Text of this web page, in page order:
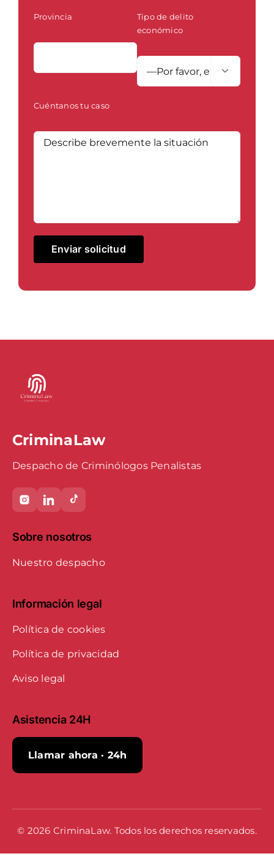
Provincia
Tipo de delito
económico

Cuéntanos tu caso
CriminaLaw
Despacho de Criminólogos Penalistas
Sobre nosotros
Nuestro despacho
Información legal
Política de cookies
Política de privacidad
Aviso legal
Asistencia 24H
Llamar ahora · 24h
© 2026 CriminaLaw. Todos los derechos reservados.